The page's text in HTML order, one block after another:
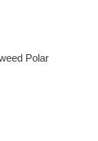
Polar